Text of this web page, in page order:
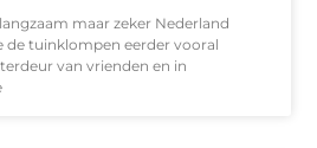
maar zeker Nederland
de tuinklompen eerder vooral
van vrienden en in